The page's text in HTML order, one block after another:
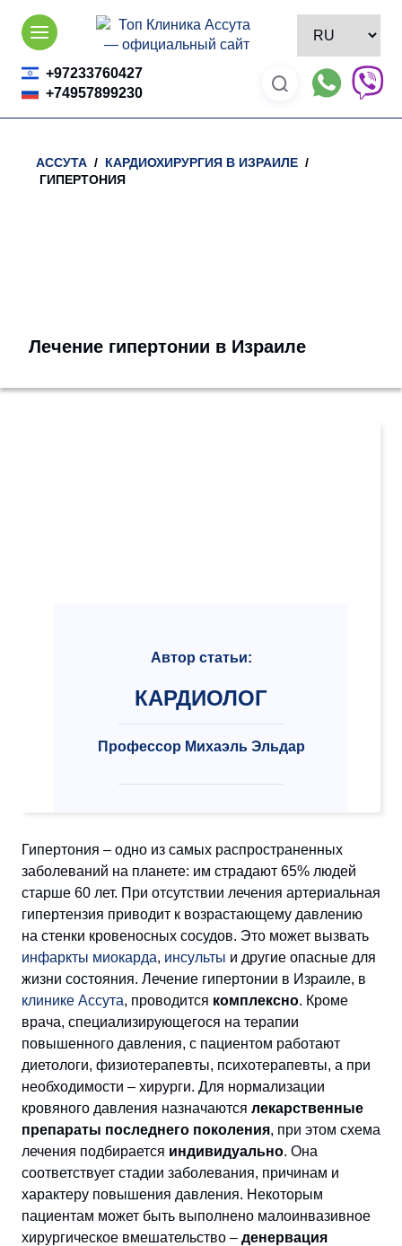
Skip
content
+97233760427
+74957899230
АССУТА / КАРДИОХИРУРГИЯ В ИЗРАИЛЕ /
ГИПЕРТОНИЯ
Лечение гипертонии в Израиле
Автор статьи:
КАРДИОЛОГ
Профессор Михаэль Эльдар
Гипертония – одно из самых распространенных
заболеваний на планете: им страдают 65% людей
старше 60 лет. При отсутствии лечения артериальная
гипертензия приводит к возрастающему давлению
на стенки кровеносных сосудов. Это может вызвать
инфаркты миокарда, инсульты и другие опасные для
жизни состояния. Лечение гипертонии в Израиле, в
клинике Ассута, проводится комплексно. Кроме
врача, специализирующегося на терапии
повышенного давления, с пациентом работают
диетологи, физиотерапевты, психотерапевты, а при
необходимости – хирурги. Для нормализации
кровяного давления назначаются лекарственные
препараты последнего поколения, при этом схема
лечения подбирается индивидуально. Она
соответствует стадии заболевания, причинам и
характеру повышения давления. Некоторым
пациентам может быть выполнено малоинвазивное
хирургическое вмешательство – денервация